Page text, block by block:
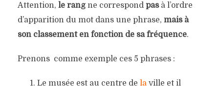
Attention, le rangne correspond pasà l’ordre
d’apparition du mot dans une phrase, mais à
son classement en fonction de sa fréquence.
Prenons comme exemple ces 5 phrases :
Le musée est au centre de laville et il